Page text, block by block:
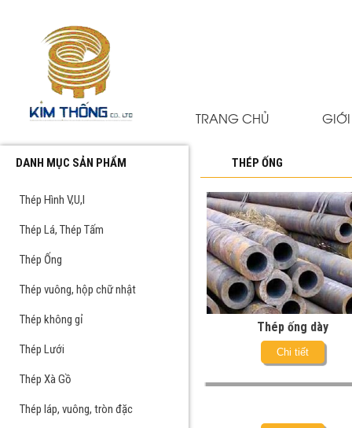
TRANG CHỦ GIỚI
DANH MỤC SẢN PHẨM
Thép Hình V,U,I
Thép Lá, Thép Tấm
Thép Ống
Thép vuông, hộp chữ nhật
Thép không gỉ
Thép Lưới
Thép Xà Gồ
Thép láp, vuông, tròn đặc
THÉP ỐNG
Thép ống dày
Chi tiết